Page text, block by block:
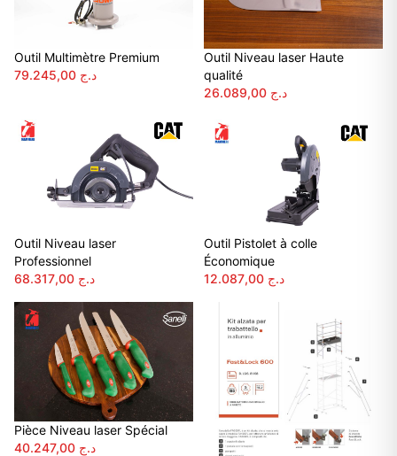
Outil Multimètre Premium
د.ج
Outil Niveau laser Haute
qualité
د.ج
Outil Niveau laser
Professionnel
د.ج
Outil Pistolet à colle
Économique
د.ج
Pièce Niveau laser Spécial
د.ج